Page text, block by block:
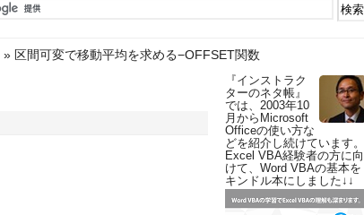
» 区間可変で移動平均を求める−OFFSET関数
『インストラク
ターのネタ帳』
では、2003年10
月からMicrosoft
Officeの使い方な
どを紹介し続けています。
Excel VBA経験者の方に向
けて、Word VBAの基本を
キンドル本にしました↓↓